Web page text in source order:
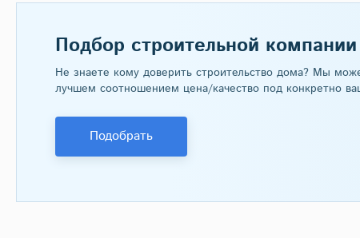
Подбор строительной компании
Не знаете кому доверить строительство дома? Мы
лучшем соотношением цена/качество под конкретно
Подобрать